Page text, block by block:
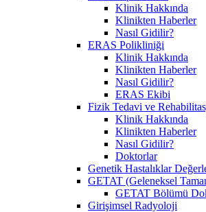
Klinik Hakkında
Klinikten Haberler
Nasıl Gidilir?
ERAS Polikliniği
Klinik Hakkında
Klinikten Haberler
Nasıl Gidilir?
ERAS Ekibi
Fizik Tedavi ve
Klinik Hakkında
Klinikten Haberler
Nasıl Gidilir?
Doktorlar
Genetik Hastalıklar
GETAT (Geleneksel
GETAT Bölümü
Girişimsel Radyoloji